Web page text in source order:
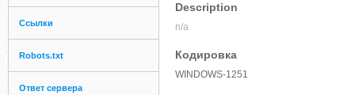
Ссылки
Robots.txt
Ответ сервера
Description
n/a
Кодировка
WINDOWS-1251